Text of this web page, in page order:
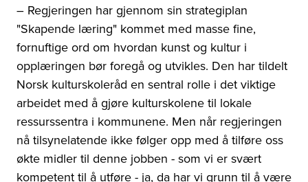
– Regjeringen har gjennom sin strategiplan
"Skapende læring" kommet med masse fine,
fornuftige ord om hvordan kunst og kultur i
opplæringen bør foregå og utvikles. Den har tildelt
Norsk kulturskoleråd en sentral rolle i det viktige
arbeidet med å gjøre kulturskolene til lokale
ressurssentra i kommunene. Men når regjeringen
nå tilsynelatende ikke følger opp med å tilføre oss
økte midler til denne jobben - som vi er svært
kompetent til å utføre - ja, da har vi grunn til å være